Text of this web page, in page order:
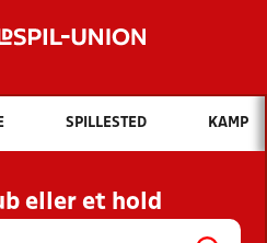
Hvad vil du søge efter?
INDHOLD OG NYHEDER
KLUBBER OG
SPILLESTED KAMP
eller et hold